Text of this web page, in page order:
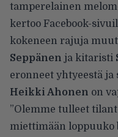
tamperelainen
kertoo Facebook-
kokeneen rajuja
Seppänen ja kitaristi
eronneet yhtyeestä ja
Heikki Ahonen on
”Olemme tulleet
miettimään loppuuko